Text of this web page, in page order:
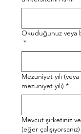
Okuduğunuz veya
*
Mezuniyet yılı
mezuniyet yılı) *
Mevcut şirketiniz
(eğer çalışıyorsanız)